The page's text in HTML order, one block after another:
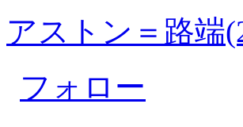
アストン＝路端
フォロー